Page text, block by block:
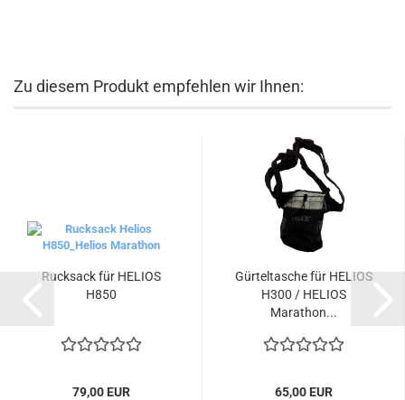
Zu diesem Produkt empfehlen wir Ihnen:
Rucksack für HELIOS
H850
79,00 EUR
Gürteltasche für HELIOS
H300 / HELIOS
Marathon...
65,00 EUR